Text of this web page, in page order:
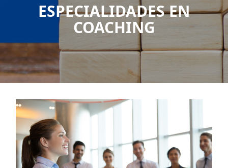
ESPECIALIDADES EN
COACHING